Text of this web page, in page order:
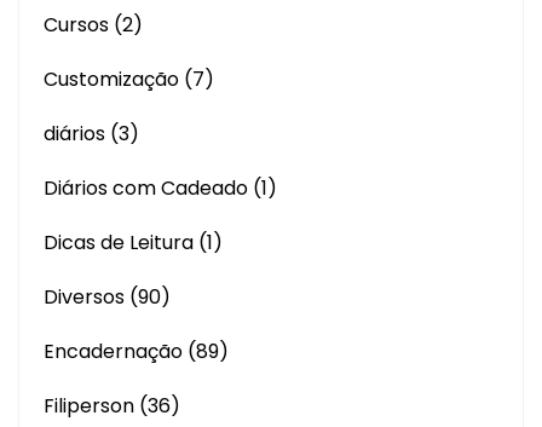
Cursos (2)
Customização (7)
diários (3)
Diários com Cadeado (1)
Dicas de Leitura (1)
Diversos (90)
Encadernação (89)
Filiperson (36)